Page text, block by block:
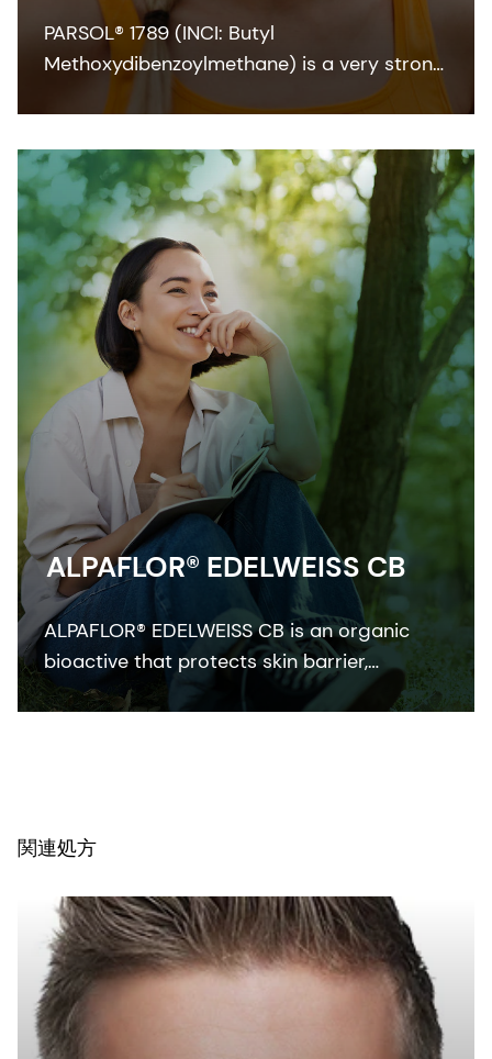
PARSOL® 1789 (INCI: Butyl
Methoxydibenzoylmethane) is a very strong
and efficient UVA absorber for sunscreen
broadband protection when combined with
effective UVB filters and can also
contribute to SPF.
ALPAFLOR® EDELWEISS CB
ALPAFLOR® EDELWEISS CB is an organic
bioactive that protects skin barrier,
enhances skin resistance to external stress
関連処方